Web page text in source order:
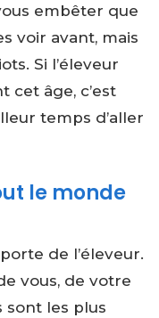
embêter que
voir avant, mais
Si l’éleveur
cet âge, c’est
temps d’aller
le monde
de l’éleveur.
vous, de votre
sont les plus